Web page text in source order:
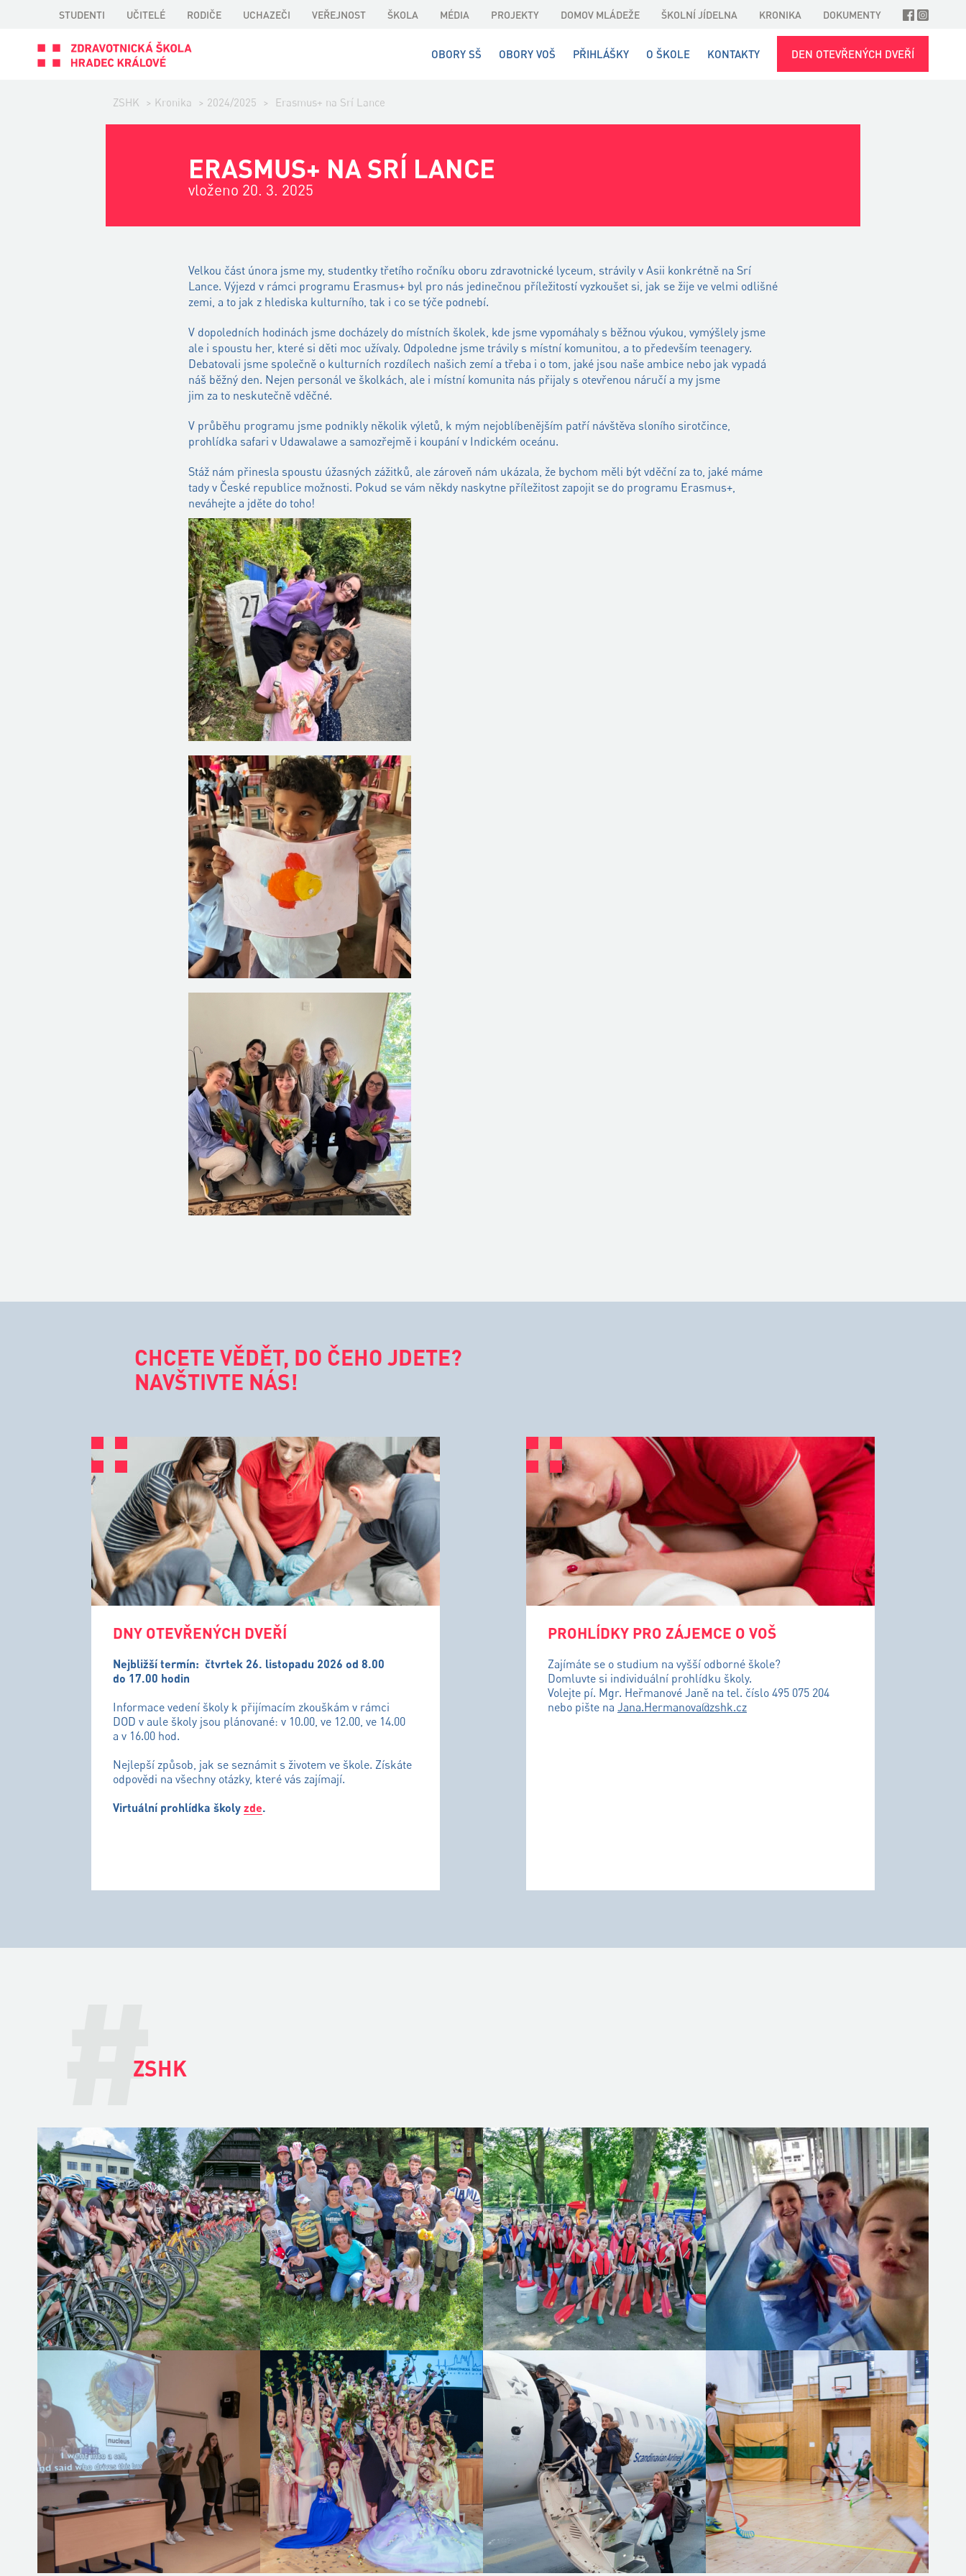
STUDENTI UČITELÉ RODIČE UCHAZEČI VEŘEJNOST ŠKOLA MÉDIA PROJEKTY DOMOV MLÁDEŽE ŠKOLNÍ JÍDELNA KRONIKA DOKUMENTY
OBORY SŠ OBORY VOŠ PŘIHLÁŠKY O ŠKOLE KONTAKTY DEN OTEVŘENÝCH DVEŘÍ
ZSHK > Kronika > 2024/2025 > Erasmus+ na Srí Lance
ERASMUS+ NA SRÍ LANCE
vloženo 20. 3. 2025
Velkou část února jsme my, studentky třetího ročníku oboru zdravotnické lyceum, strávily v Asii konkrétně na Srí
Lance. Výjezd v rámci programu Erasmus+ byl pro nás jedinečnou příležitostí vyzkoušet si, jak se žije ve velmi odlišné
zemi, a to jak z hlediska kulturního, tak i co se týče podnebí.
V dopoledních hodinách jsme docházely do místních školek, kde jsme vypomáhaly s běžnou výukou, vymýšlely jsme
ale i spoustu her, které si děti moc užívaly. Odpoledne jsme trávily s místní komunitou, a to především teenagery.
Debatovali jsme společně o kulturních rozdílech našich zemí a třeba i o tom, jaké jsou naše ambice nebo jak vypadá
náš běžný den. Nejen personál ve školkách, ale i místní komunita nás přijaly s otevřenou náručí a my jsme
jim za to neskutečně vděčné.
V průběhu programu jsme podnikly několik výletů, k mým nejoblíbenějším patří návštěva sloního sirotčince,
prohlídka safari v Udawalawe a samozřejmě i koupání v Indickém oceánu.
Stáž nám přinesla spoustu úžasných zážitků, ale zároveň nám ukázala, že bychom měli být vděční za to, jaké máme
tady v České republice možnosti. Pokud se vám někdy naskytne příležitost zapojit se do programu Erasmus+,
neváhejte a jděte do toho!
CHCETE VĚDĚT, DO ČEHO JDETE?
NAVŠTIVTE NÁS!
DNY OTEVŘENÝCH DVEŘÍ
Nejbližší termín: čtvrtek 26. listopadu 2026 od 8.00
do 17.00 hodin
Informace vedení školy k přijímacím zkouškám v rámci
DOD v aule školy jsou plánované: v 10.00, ve 12.00, ve 14.00
a v 16.00 hod.
Nejlepší způsob, jak se seznámit s životem ve škole. Získáte
odpovědi na všechny otázky, které vás zajímají.
Virtuální prohlídka školy zde.
PROHLÍDKY PRO ZÁJEMCE O VOŠ
Zajímáte se o studium na vyšší odborné škole?
Domluvte si individuální prohlídku školy.
Volejte pí. Mgr. Heřmanové Janě na tel. číslo 495 075 204
nebo pište na Jana.Hermanova@zshk.cz
#
ZSHK